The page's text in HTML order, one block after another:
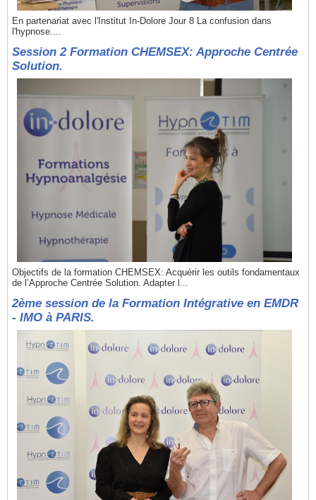
En partenariat avec l'Institut In-Dolore Jour 8 La confusion dans
l'hypnose....
Session 2 Formation CHEMSEX: Approche Centrée
Solution.
Objectifs de la formation CHEMSEX: Acquérir les outils fondamentaux
de l’Approche Centrée Solution. Adapter l...
2ème session de la Formation Intégrative en EMDR
- IMO à PARIS.